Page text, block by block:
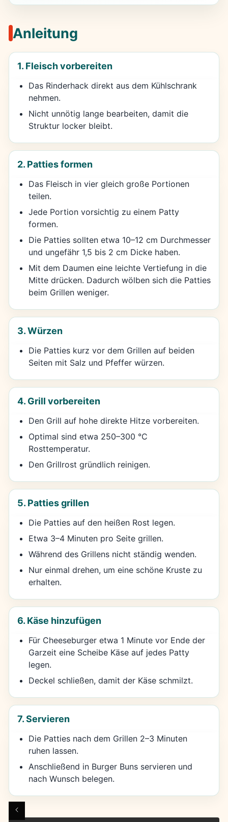
Anleitung
1. Fleisch vorbereiten
Das Rinderhack direkt aus dem Kühlschrank
nehmen.
Nicht unnötig lange bearbeiten, damit die
Struktur locker bleibt.
2. Patties formen
Das Fleisch in vier gleich große Portionen
teilen.
Jede Portion vorsichtig zu einem Patty
formen.
Die Patties sollten etwa 10–12 cm Durchmesser
und ungefähr 1,5 bis 2 cm Dicke haben.
Mit dem Daumen eine leichte Vertiefung in die
Mitte drücken. Dadurch wölben sich die Patties
beim Grillen weniger.
3. Würzen
Die Patties kurz vor dem Grillen auf beiden
Seiten mit Salz und Pfeffer würzen.
4. Grill vorbereiten
Den Grill auf hohe direkte Hitze vorbereiten.
Optimal sind etwa 250–300 °C
Rosttemperatur.
Den Grillrost gründlich reinigen.
5. Patties grillen
Die Patties auf den heißen Rost legen.
Etwa 3–4 Minuten pro Seite grillen.
Während des Grillens nicht ständig wenden.
Nur einmal drehen, um eine schöne Kruste zu
erhalten.
6. Käse hinzufügen
Für Cheeseburger etwa 1 Minute vor Ende der
Garzeit eine Scheibe Käse auf jedes Patty
legen.
Deckel schließen, damit der Käse schmilzt.
7. Servieren
Die Patties nach dem Grillen 2–3 Minuten
ruhen lassen.
Anschließend in Burger Buns servieren und
nach Wunsch belegen.